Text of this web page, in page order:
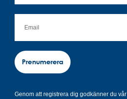
Prenumerera
Genom att registrera dig godkänner du vår